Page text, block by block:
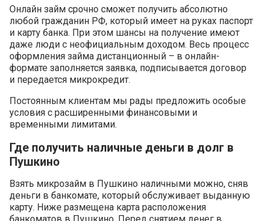
Онлайн займ срочно сможет получить абсолютно
любой гражданин РФ, который имеет на руках паспорт
и карту банка. При этом шансы на получение имеют
даже люди с неофициальным доходом. Весь процесс
оформления займа дистанционный – в онлайн-
формате заполняется заявка, подписывается договор
и передается микрокредит.
Постоянным клиентам мы рады предложить особые
условия с расширенными финансовыми и
временными лимитами.
Где получить наличные деньги в долг в
Пушкино
Взять микрозайм в Пушкино наличными можно, сняв
деньги в банкомате, который обслуживает выданную
карту. Ниже размещена карта расположения